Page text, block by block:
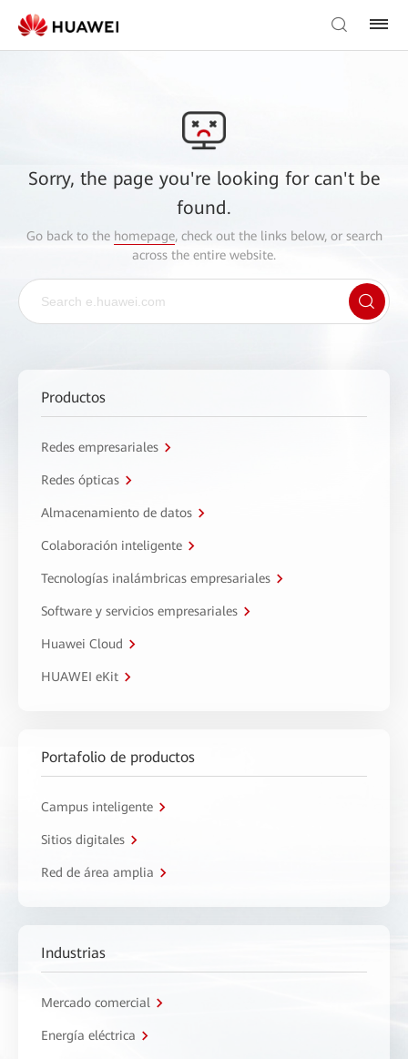
Sorry, the page you're looking for can't be
found.
Go back to the homepage, check out the links below, or search
across the entire website.
Productos
Redes empresariales
Redes ópticas
Almacenamiento de datos
Colaboración inteligente
Tecnologías inalámbricas empresariales
Software y servicios empresariales
Huawei Cloud
HUAWEI eKit
Portafolio de productos
Campus inteligente
Sitios digitales
Red de área amplia
Industrias
Mercado comercial
Energía eléctrica